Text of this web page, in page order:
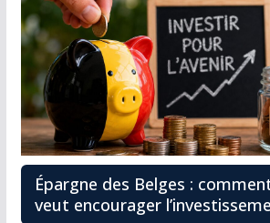
Épargne des Belges :
veut encourager